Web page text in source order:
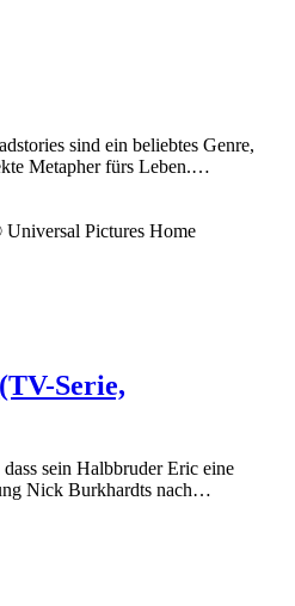
sind ein beliebtes Genre,
Metapher fürs Leben.…
Serie,
sein Halbbruder Eric eine
Nick Burkhardts nach…